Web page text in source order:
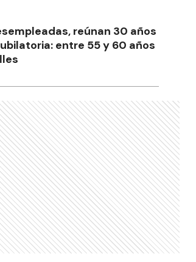
reúnan 30 años
entre 55 y 60 años